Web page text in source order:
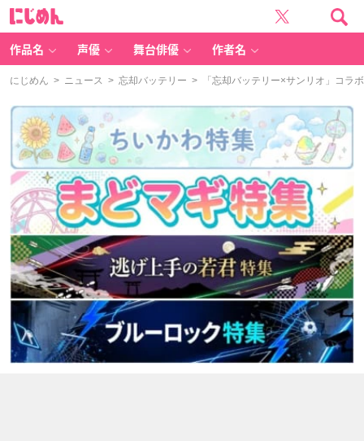
作品名 声優 舞台俳優 作者名
にじめん > ニュース > 忘却バッテリー > 「忘却バッテリー×サンリオ」コラ